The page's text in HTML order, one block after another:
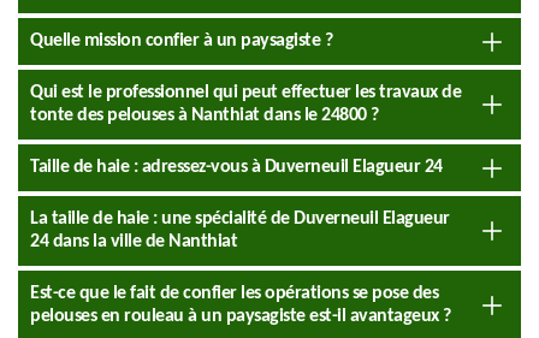
Quelle mission confier à un paysagiste ?
Qui est le professionnel qui peut effectuer les travaux de
tonte des pelouses à Nanthiat dans le 24800 ?
Taille de haie : adressez-vous à Duverneuil Elagueur 24
La taille de haie : une spécialité de Duverneuil Elagueur
24 dans la ville de Nanthiat
Est-ce que le fait de confier les opérations se pose des
pelouses en rouleau à un paysagiste est-il avantageux ?